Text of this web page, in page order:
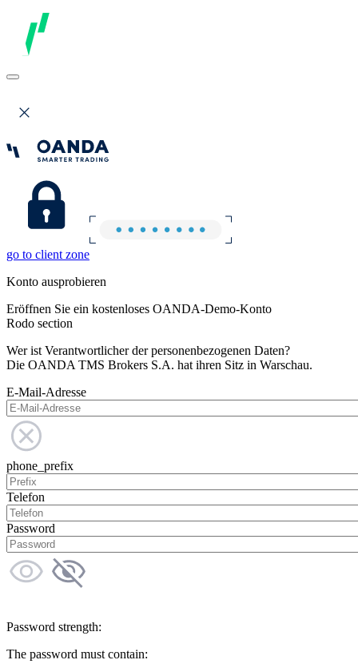
go to client zone
Konto ausprobieren
Eröffnen Sie ein kostenloses OANDA-Demo-Konto
Rodo section
Wer ist Verantwortlicher der personenbezogenen Daten?
Die OANDA TMS Brokers S.A. hat ihren Sitz in Warschau.
E-Mail-Adresse
phone_prefix
Telefon
Password
Password strength:
The password must contain: